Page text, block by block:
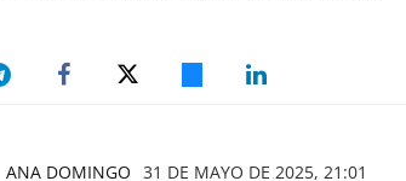
ANA DOMINGO 31 DE MAYO DE 2025, 21:01